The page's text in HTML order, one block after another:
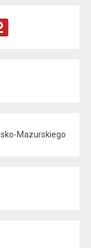
Mazurskiego